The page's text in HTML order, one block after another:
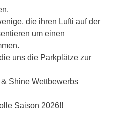
die ihren Lufti auf der
um einen
uns die Parkplätze zur
Shine Wettbewerbs
Saison 2026!!